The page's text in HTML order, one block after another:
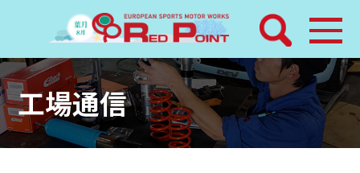
検索
ホーム
トピックス
工場通信